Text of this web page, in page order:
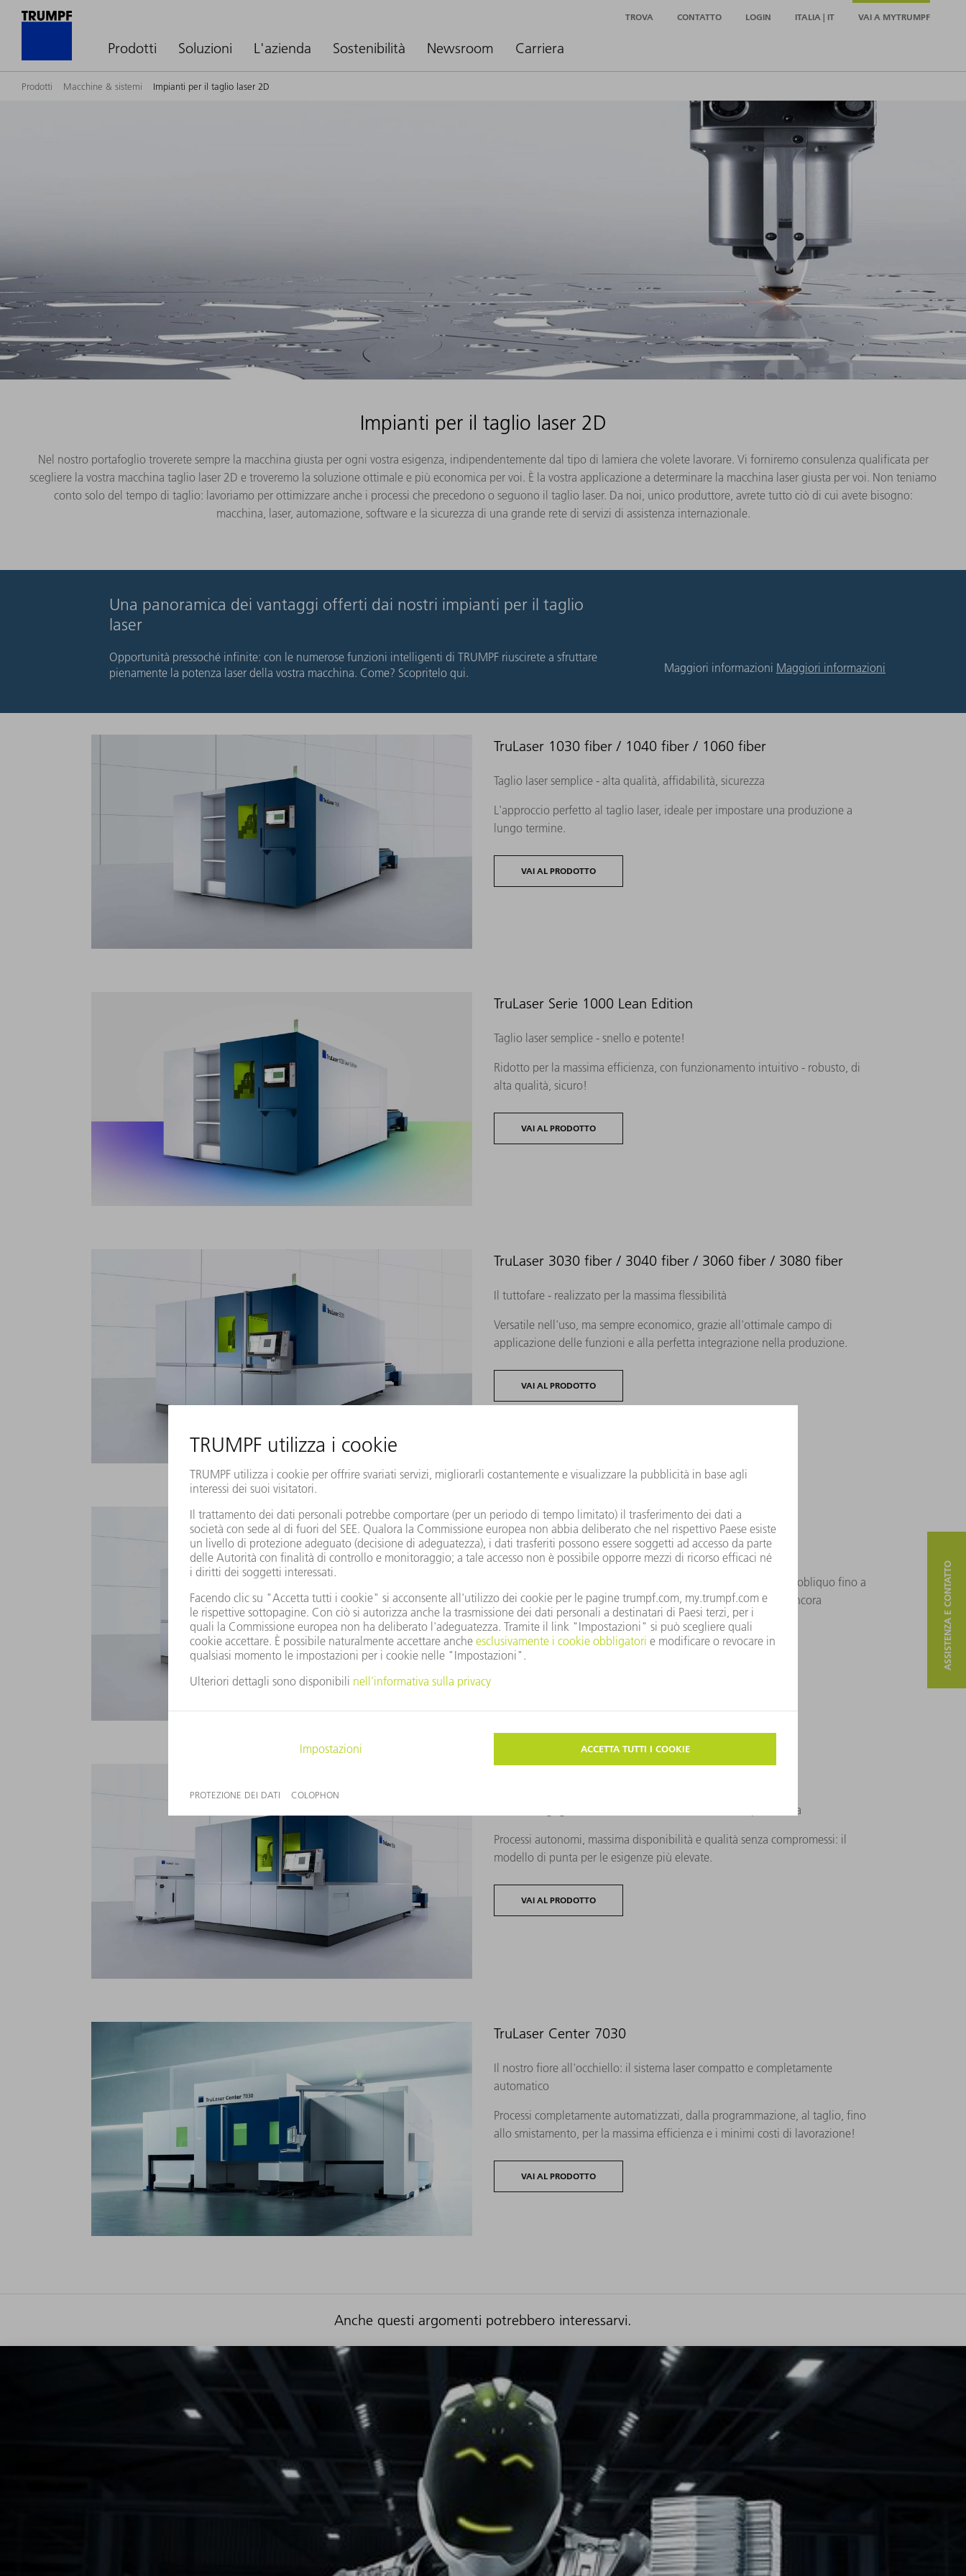
Prodotti Soluzioni L'azienda Sostenibilità Newsroom Carriera
TROVA CONTATTO LOGIN ITALIA | IT VAI A MYTRUMPF
Prodotti Macchine & sistemi Impianti per il taglio laser 2D
Impianti per il taglio laser 2D
Nel nostro portafoglio troverete sempre la macchina giusta per ogni vostra esigenza, indipendentemente dal tipo di lamiera che volete lavorare. Vi forniremo consulenza qualificata per
scegliere la vostra macchina taglio laser 2D e troveremo la soluzione ottimale e più economica per voi. È la vostra applicazione a determinare la macchina laser giusta per voi. Non teniamo
conto solo del tempo di taglio: lavoriamo per ottimizzare anche i processi che precedono o seguono il taglio laser. Da noi, unico produttore, avrete tutto ciò di cui avete bisogno:
macchina, laser, automazione, software e la sicurezza di una grande rete di servizi di assistenza internazionale.
Una panoramica dei vantaggi offerti dai nostri impianti per il taglio
laser
Opportunità pressoché infinite: con le numerose funzioni intelligenti di TRUMPF riuscirete a sfruttare
pienamente la potenza laser della vostra macchina. Come? Scopritelo qui.
Maggiori informazioni Maggiori informazioni
TruLaser 1030 fiber / 1040 fiber / 1060 fiber
Taglio laser semplice - alta qualità, affidabilità, sicurezza
L'approccio perfetto al taglio laser, ideale per impostare una produzione a
lungo termine.
VAI AL PRODOTTO
TruLaser Serie 1000 Lean Edition
Taglio laser semplice - snello e potente!
Ridotto per la massima efficienza, con funzionamento intuitivo - robusto, di
alta qualità, sicuro!
VAI AL PRODOTTO
TruLaser 3030 fiber / 3040 fiber / 3060 fiber / 3080 fiber
Il tuttofare - realizzato per la massima flessibilità
Versatile nell'uso, ma sempre economico, grazie all'ottimale campo di
applicazione delle funzioni e alla perfetta integrazione nella produzione.
VAI AL PRODOTTO
TruLaser Serie 3000 Bevel Cut Edition
Il tuttofare, anche per il taglio obliquo!
Tutti i vantaggi della Serie 3000, integrati da un preciso taglio obliquo fino a
50° - per un minor numero di fasi operative e una flessibilità ancora
maggiore!
VAI AL PRODOTTO
Il nostro orgoglio - dinamica, autonoma e altamente produttiva
Processi autonomi, massima disponibilità e qualità senza compromessi: il
modello di punta per le esigenze più elevate.
VAI AL PRODOTTO
TruLaser Center 7030
Il nostro fiore all'occhiello: il sistema laser compatto e completamente
automatico
Processi completamente automatizzati, dalla programmazione, al taglio, fino
allo smistamento, per la massima efficienza e i minimi costi di lavorazione!
VAI AL PRODOTTO
Anche questi argomenti potrebbero interessarvi.
ASSISTENZA E CONTATTO